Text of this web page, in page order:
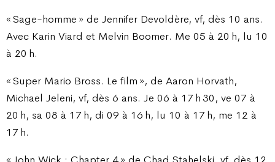
« Sage-homme » de Jennifer Devoldère, vf, dès 10 ans.
Avec Karin Viard et Melvin Boomer. Me 05 à 20 h, lu 10
à 20 h.
« Super Mario Bross. Le film », de Aaron Horvath,
Michael Jeleni, vf, dès 6 ans. Je 06 à 17 h 30, ve 07 à
20 h, sa 08 à 17 h, di 09 à 16 h, lu 10 à 17 h, me 12 à
17 h.